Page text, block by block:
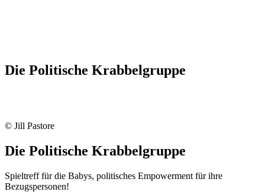
Die Politische Krabbelgruppe
© Jill Pastore
Die Politische Krabbelgruppe
Spieltreff für die Babys, politisches Empowerment für ihre
Bezugspersonen!